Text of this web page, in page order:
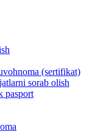
(sertifikat)
sorab olish
pasport